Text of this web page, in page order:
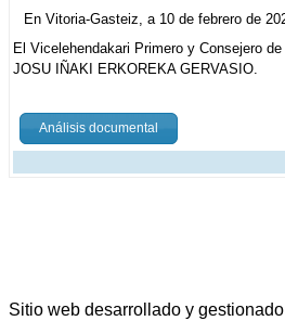
En Vitoria-Gasteiz, a 10 de febrero de
El Vicelehendakari Primero y Consejero de
JOSU IÑAKI ERKOREKA GERVASIO.
Análisis documental
Sitio web desarrollado y gestionado